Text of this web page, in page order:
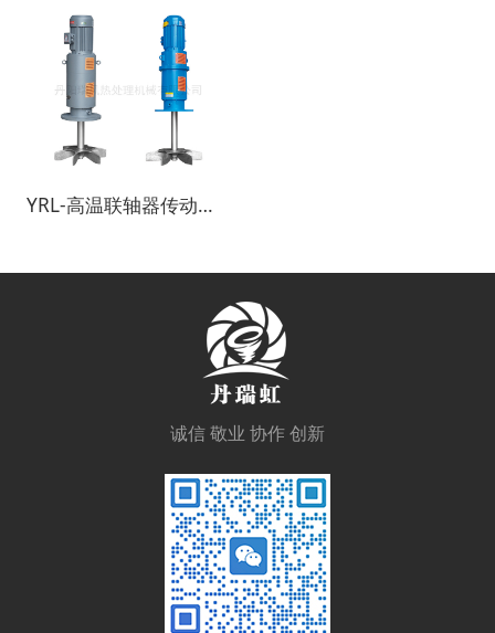
YRL-高温联轴器传动风机
诚信 敬业 协作 创新